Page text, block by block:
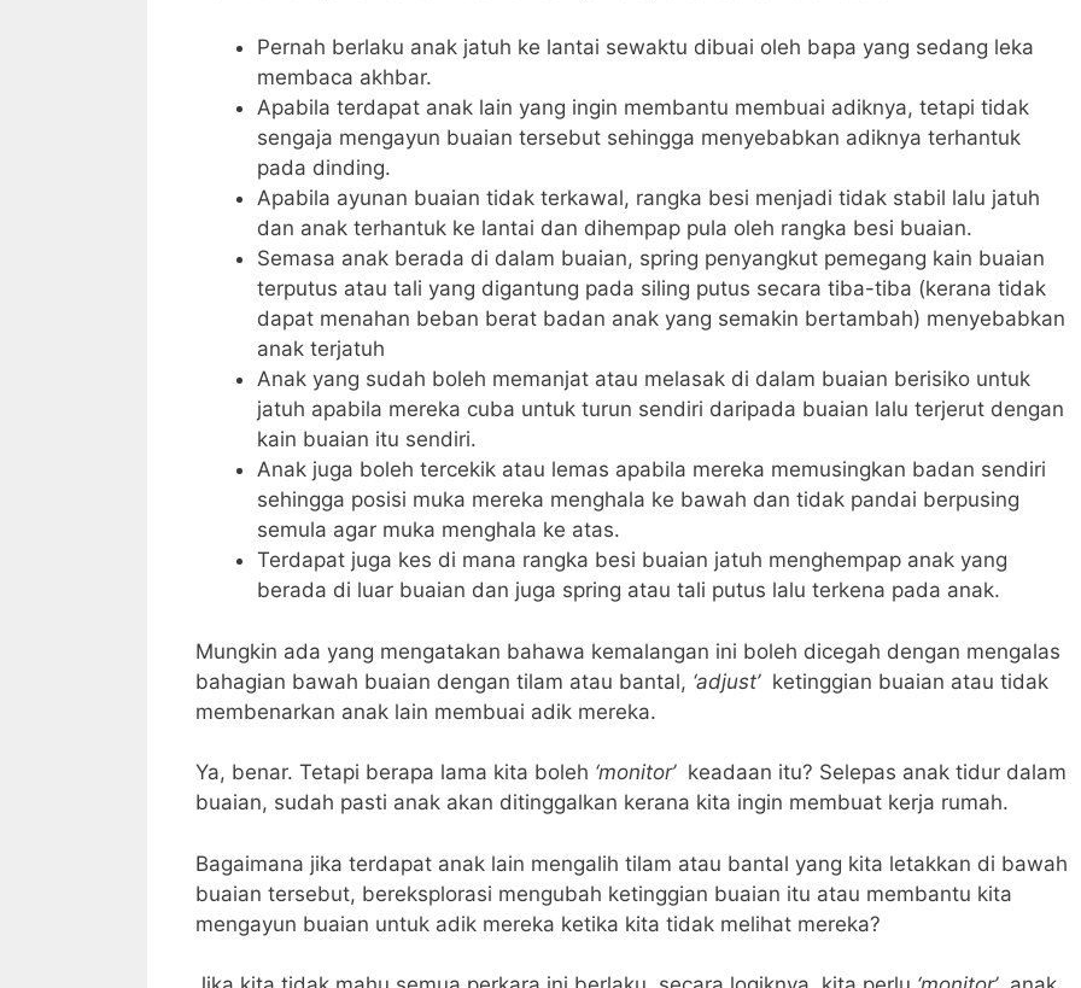
Pernah berlaku anak jatuh ke lantai sewaktu dibuai oleh bapa yang sedang leka
membaca akhbar.
Apabila terdapat anak lain yang ingin membantu membuai adiknya, tetapi tidak
sengaja mengayun buaian tersebut sehingga menyebabkan adiknya terhantuk
pada dinding.
Apabila ayunan buaian tidak terkawal, rangka besi menjadi tidak stabil lalu jatuh
dan anak terhantuk ke lantai dan dihempap pula oleh rangka besi buaian.
Semasa anak berada di dalam buaian, spring penyangkut pemegang kain buaian
terputus atau tali yang digantung pada siling putus secara tiba-tiba (kerana tidak
dapat menahan beban berat badan anak yang semakin bertambah) menyebabkan
anak terjatuh
Anak yang sudah boleh memanjat atau melasak di dalam buaian berisiko untuk
jatuh apabila mereka cuba untuk turun sendiri daripada buaian lalu terjerut dengan
kain buaian itu sendiri.
Anak juga boleh tercekik atau lemas apabila mereka memusingkan badan sendiri
sehingga posisi muka mereka menghala ke bawah dan tidak pandai berpusing
semula agar muka menghala ke atas.
Terdapat juga kes di mana rangka besi buaian jatuh menghempap anak yang
berada di luar buaian dan juga spring atau tali putus lalu terkena pada anak.
Mungkin ada yang mengatakan bahawa kemalangan ini boleh dicegah dengan mengalas
bahagian bawah buaian dengan tilam atau bantal, ‘adjust’ketinggian buaian atau tidak
membenarkan anak lain membuai adik mereka.
Ya, benar. Tetapi berapa lama kita boleh ‘monitor’keadaan itu? Selepas anak tidur dalam
buaian, sudah pasti anak akan ditinggalkan kerana kita ingin membuat kerja rumah.
Bagaimana jika terdapat anak lain mengalih tilam atau bantal yang kita letakkan di bawah
buaian tersebut, bereksplorasi mengubah ketinggian buaian itu atau membantu kita
mengayun buaian untuk adik mereka ketika kita tidak melihat mereka?